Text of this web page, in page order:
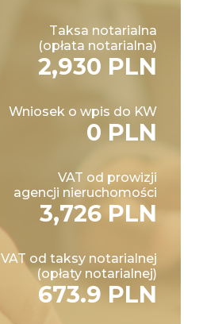
Taksa notarialna
(opłata notarialna)
2,930 PLN
Wniosek o wpis do KW
0 PLN
VAT od prowizji
agencji nieruchomości
3,726 PLN
VAT od taksy notarialnej
(opłaty notarialnej)
673.9 PLN